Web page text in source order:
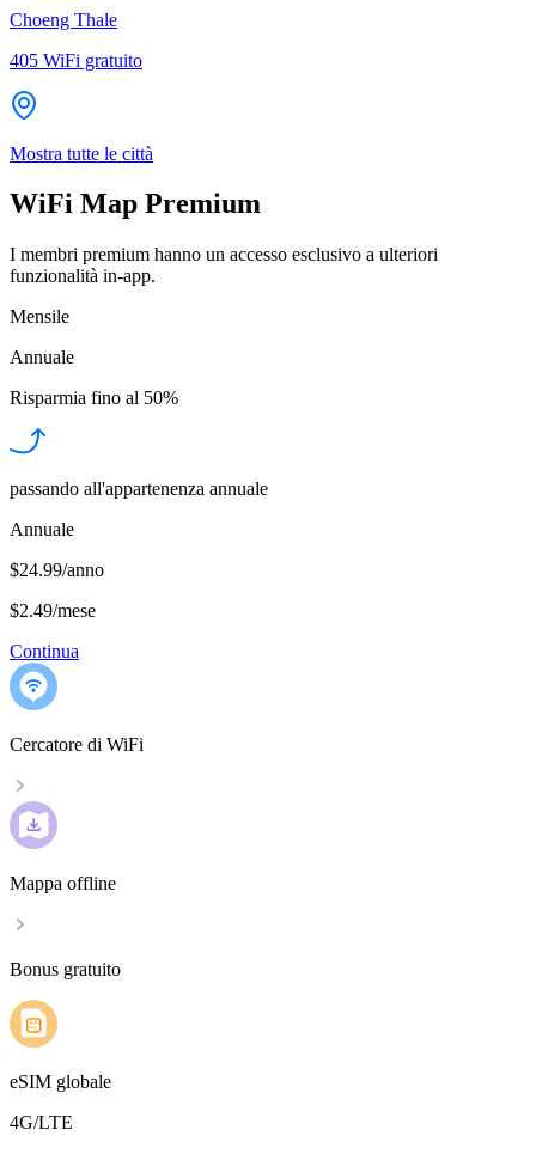
Choeng Thale
405 WiFi gratuito
Mostra tutte le città
WiFi Map Premium
I membri premium hanno un accesso esclusivo a ulteriori
funzionalità in-app.
Mensile
Annuale
Risparmia fino al 50%
passando all'appartenenza annuale
Annuale
$24.99/anno
$2.49/mese
Continua
Cercatore di WiFi
Mappa offline
Bonus gratuito
eSIM globale
4G/LTE